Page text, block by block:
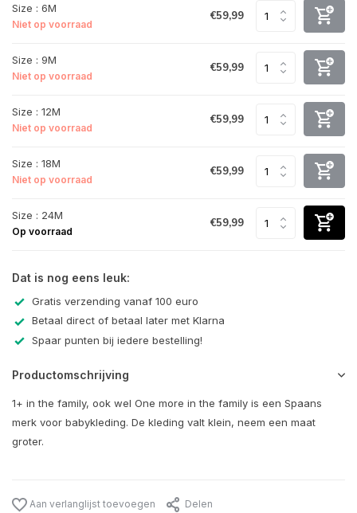
Size : 6M
Niet op voorraad
€59,99
Size : 9M
Niet op voorraad
€59,99
Size : 12M
Niet op voorraad
€59,99
Size : 18M
Niet op voorraad
€59,99
Size : 24M
Op voorraad
€59,99
Dat is nog eens leuk:
Gratis verzending vanaf 100 euro
Betaal direct of betaal later met Klarna
Spaar punten bij iedere bestelling!
Productomschrijving
1+ in the family, ook wel One more in the family is een Spaans
merk voor babykleding. De kleding valt klein, neem een maat
groter.
Aan verlanglijst toevoegen Delen